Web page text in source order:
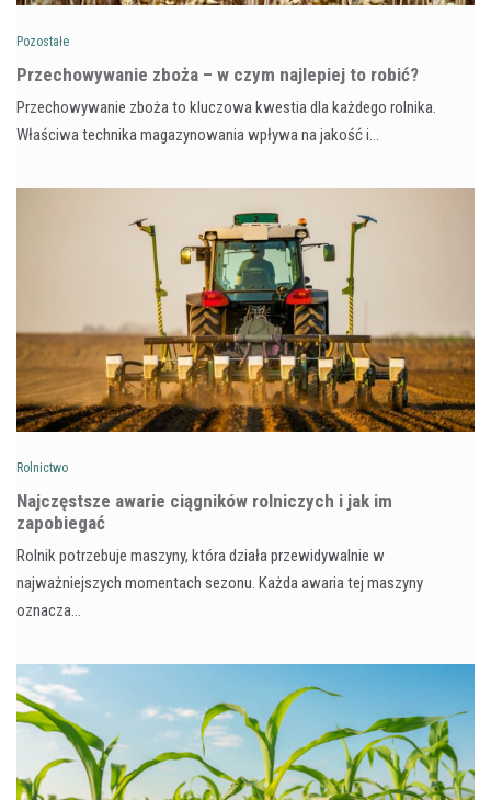
Pozostałe
Przechowywanie zboża – w czym najlepiej to robić?
Przechowywanie zboża to kluczowa kwestia dla każdego rolnika.
Właściwa technika magazynowania wpływa na jakość i…
Rolnictwo
Najczęstsze awarie ciągników rolniczych i jak im
zapobiegać
Rolnik potrzebuje maszyny, która działa przewidywalnie w
najważniejszych momentach sezonu. Każda awaria tej maszyny
oznacza…